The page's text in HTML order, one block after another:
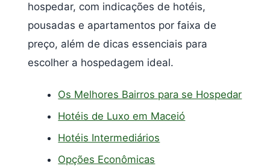
hospedar, com indicações de hotéis,
pousadas e apartamentos por faixa de
preço, além de dicas essenciais para
escolher a hospedagem ideal.
Os Melhores Bairros para se Hospedar
Hotéis de Luxo em Maceió
Hotéis Intermediários
Opções Econômicas